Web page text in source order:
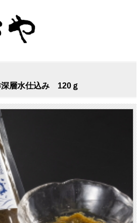
深層水仕込み 120ｇ